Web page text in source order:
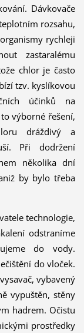
Dávkovače
rozsahu,
rychleji
zastaralému
chlor je často
tzv. kyslíkovou
účinků na
výborné řešení,
dráždivý a
Při dodržení
několika dní
by bylo třeba
technologie,
odstraníme
do vody.
do vloček.
vybavený
vypuštěn, stěny
hadrem. Očistu
prostředky